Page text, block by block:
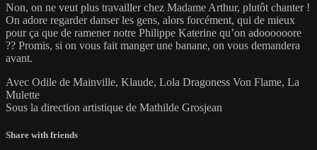
Non, on ne veut plus travailler chez Madame Arthur, plutôt chanter !
On adore regarder danser les gens, alors forcément, qui de mieux
pour ça que de ramener notre Philippe Katerine qu’on adoooooore
?? Promis, si on vous fait manger une banane, on vous demandera
avant.
Avec Odile de Mainville, Klaude, Lola Dragoness Von Flame, La
Mulette
Sous la direction artistique de Mathilde Grosjean
Share with friends